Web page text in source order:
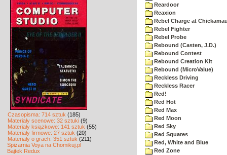
Czasopisma: 714 sztuk (185)
Materiały scenowe: 32 sztuki (9)
Materiały książkowe: 141 sztuk (55)
Materiały firmowe: 27 sztuk (20)
Materiały o grach: 351 sztuk (211)
Spiżarnia Voya na Chomikuj.pl
Bajtek Redux
Reardoor
Reaxion
Rebel Charge at
Rebel Fighter
Rebel Probe
Rebound (Casten, J.D.)
Rebound Contest
Rebound Creation Kit
Rebound (MicroValue)
Reckless Driving
Reckless Racer
Red!
Red Hot
Red Max
Red Moon
Red Sky
Red Squares
Red, White and Blue
Red Zone